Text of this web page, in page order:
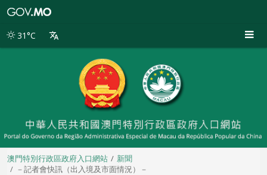
別
31°C
澳門特別行政區政府入口網站
新聞
－記者會快訊（出入境及市面情況）－